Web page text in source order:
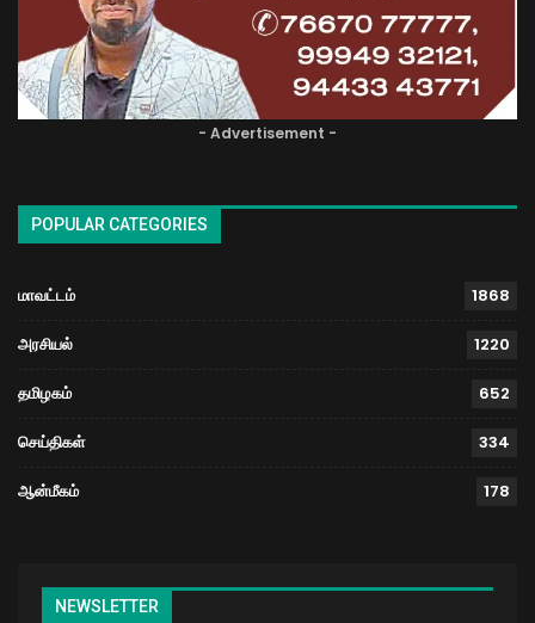
- Advertisement -
POPULAR CATEGORIES
மாவட்டம் 1868
அரசியல் 1220
தமிழகம் 652
செய்திகள் 334
ஆன்மீகம் 178
NEWSLETTER